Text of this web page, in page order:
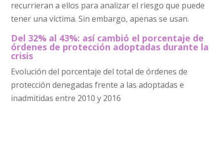
recurrieran a ellos para analizar el riesgo que puede
tener una víctima. Sin embargo, apenas se usan.
Del 32% al 43%: así cambió el porcentaje de
órdenes de protección adoptadas durante la
crisis
Evolución del porcentaje del total de órdenes de
protección denegadas frente a las adoptadas e
inadmitidas entre 2010 y 2016